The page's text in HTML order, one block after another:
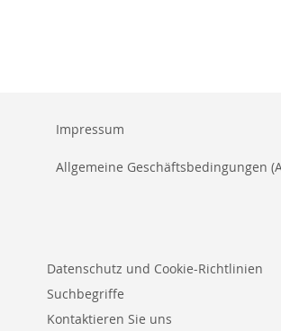
Impressum
Allgemeine Geschäftsbedingungen
Datenschutz und Cookie-Richtlinien
Suchbegriffe
Kontaktieren Sie uns